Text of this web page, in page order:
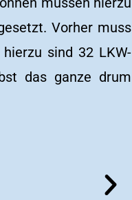
Vorher muss
sind 32 LKW-
das ganze drum